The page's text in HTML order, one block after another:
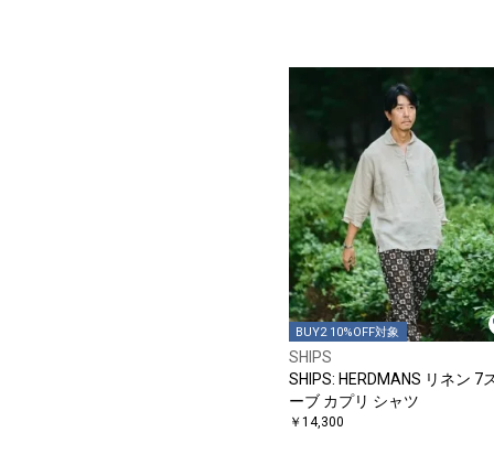
BUY2 10%OFF対象
SHIPS
SHIPS: HERDMANS リネン 7
ーブ カプリ シャツ
￥14,300